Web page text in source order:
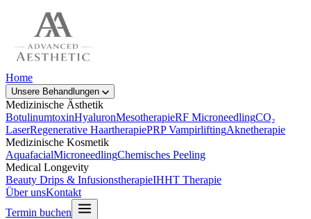
Home
Unsere Behandlungen
Medizinische Ästhetik
BotulinumtoxinHyaluronMesotherapieRF MicroneedlingCO₂
LaserRegenerative HaartherapiePRP VampirliftingAknetherapie
Medizinische Kosmetik
AquafacialMicroneedlingChemisches Peeling
Medical Longevity
Beauty Drips & InfusionstherapieIHHT Therapie
Über unsKontakt
Termin buchen